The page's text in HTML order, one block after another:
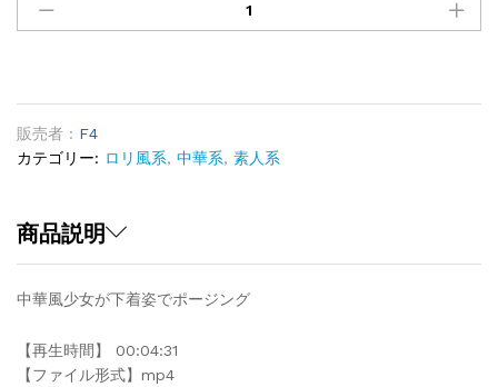
158（海
販売者 : F4
カテゴリー: ロリ風系, 中華系, 素人系
商品説明
中華風少女が下着姿でポージング
【再生時間】 00:04:31
【ファイル形式】mp4